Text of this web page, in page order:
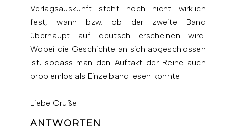
Verlagsauskunft steht noch nicht wirklich
fest, wann bzw. ob der zweite Band
überhaupt auf deutsch erscheinen wird.
Wobei die Geschichte an sich abgeschlossen
ist, sodass man den Auftakt der Reihe auch
problemlos als Einzelband lesen könnte.
Liebe Grüße
ANTWORTEN